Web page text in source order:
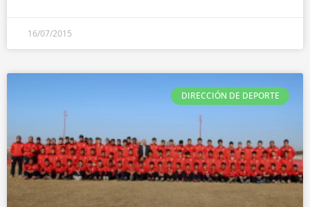
16/07/2015
DIRECCIÓN DE DEPORTE